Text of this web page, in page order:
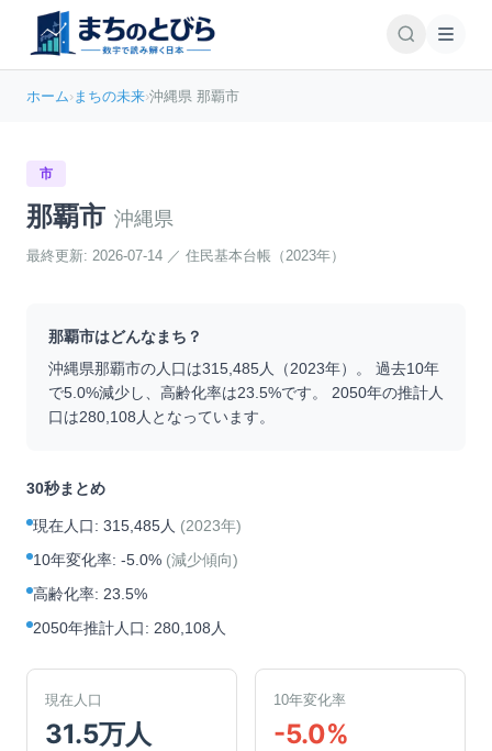
ホーム›まちの未来›沖縄県 那覇市
市
那覇市 沖縄県
最終更新: 2026-07-14 ／ 住民基本台帳（2023年）
那覇市はどんなまち？
沖縄県那覇市の人口は315,485人（2023年）。 過去10年
で5.0%減少し、高齢化率は23.5%です。 2050年の推計人
口は280,108 人となっています。
30秒まとめ
現在人口: 315,485人 (2023年)
10年変化率: -5.0% (減少傾向)
高齢化率: 23.5%
2050年推計人口: 280,108人
現在人口
31.5万人
10年変化率
-5.0%